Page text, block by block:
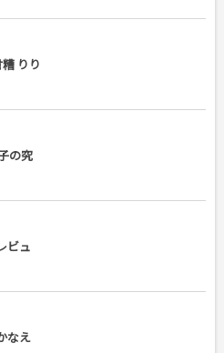
りり
の究
ビュ
なえ